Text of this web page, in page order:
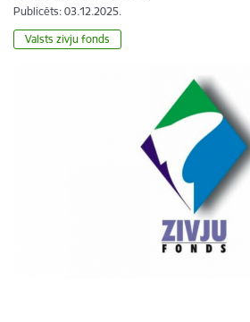
Publicēts: 03.12.2025.
Valsts zivju fonds